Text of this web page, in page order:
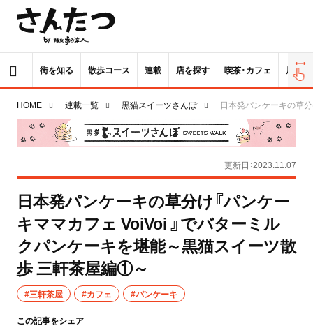
街を知る 散歩コース 連載 店を探す 喫茶・カフェ 居酒屋
HOME 連載一覧 黒猫スイーツさんぽ 日本発パンケーキの草
更新日：2023.11.07
日本発パンケーキの草分け『パンケー
キママカフェ VoiVoi 』でバターミル
クパンケーキを堪能～黒猫スイーツ散
歩 三軒茶屋編①～
#三軒茶屋 #カフェ #パンケーキ
この記事をシェア